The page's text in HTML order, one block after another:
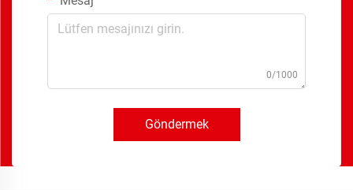
0/1000
Göndermek